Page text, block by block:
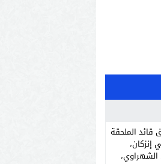
قائد الملحقة
إنزكان،